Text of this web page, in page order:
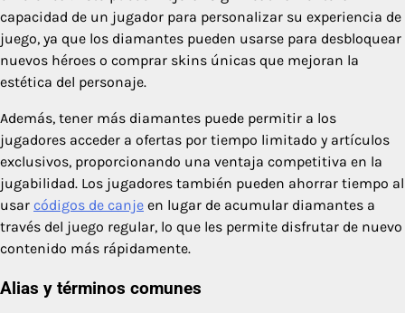
capacidad de un jugador para personalizar su experiencia de
juego, ya que los diamantes pueden usarse para desbloquear
nuevos héroes o comprar skins únicas que mejoran la
estética del personaje.
Además, tener más diamantes puede permitir a los
jugadores acceder a ofertas por tiempo limitado y artículos
exclusivos, proporcionando una ventaja competitiva en la
jugabilidad. Los jugadores también pueden ahorrar tiempo al
usar códigos de canje en lugar de acumular diamantes a
través del juego regular, lo que les permite disfrutar de nuevo
contenido más rápidamente.
Alias y términos comunes